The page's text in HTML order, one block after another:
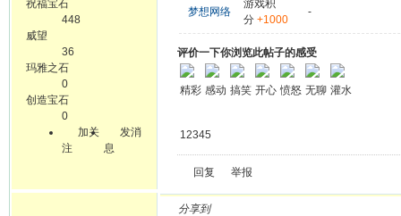
祝福宝石
448
威望
36
玛雅之石
0
创造宝石
0
加关
注
发消
息
梦想网络
游戏积
分 +1000
-
评价一下你浏览此帖子的感受
精彩 感动 搞笑 开心 愤怒 无聊 灌水
12345
回复 举报
分享到